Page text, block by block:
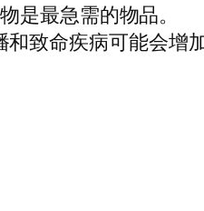
是最急需的物品。
致命疾病可能会增加